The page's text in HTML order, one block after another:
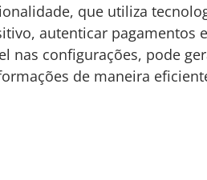
que utiliza
autenticar pagamentos
nas configurações, pode
de maneira